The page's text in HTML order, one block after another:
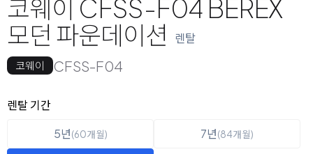
코웨이 CFSS-F04 BEREX
모던 파운데이션
렌탈
코웨이 CFSS-F04
옵션 선택
렌탈 선택
렌탈 기간
5년(60개월) 7년(84개월)